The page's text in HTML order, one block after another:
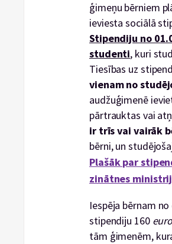
ģimeņu bērniem
ieviesta sociālā
Stipendiju no
studenti, kuri
Tiesības uz
vienam no
audžuģimenē
pārtrauktas vai
ir trīs vai vairāk
bērni, un
Plašāk par
zinātnes
Iespēja bērnam
stipendiju 160
tām ģimenēm,